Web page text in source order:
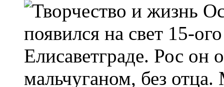
появился на свет 15-
Елисаветграде. Рос
мальчуганом, без